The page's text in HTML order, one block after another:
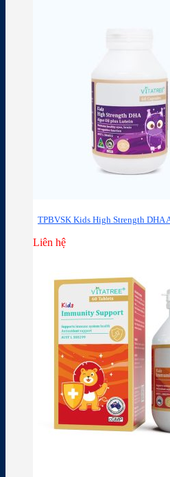
TPBVSK Kids High Strength DHA
Liên hệ